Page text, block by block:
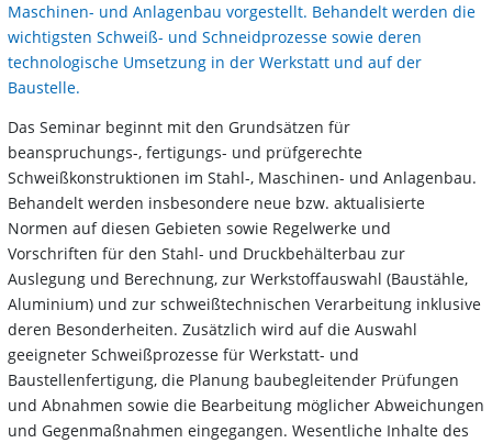
Maschinen- und Anlagenbau vorgestellt. Behandelt werden die
wichtigsten Schweiß- und Schneidprozesse sowie deren
technologische Umsetzung in der Werkstatt und auf der
Baustelle.
Das Seminar beginnt mit den Grundsätzen für
beanspruchungs-, fertigungs- und prüfgerechte
Schweißkonstruktionen im Stahl-, Maschinen- und Anlagenbau.
Behandelt werden insbesondere neue bzw. aktualisierte
Normen auf diesen Gebieten sowie Regelwerke und
Vorschriften für den Stahl- und Druckbehälterbau zur
Auslegung und Berechnung, zur Werkstoffauswahl (Baustähle,
Aluminium) und zur schweißtechnischen Verarbeitung inklusive
deren Besonderheiten. Zusätzlich wird auf die Auswahl
geeigneter Schweißprozesse für Werkstatt- und
Baustellenfertigung, die Planung baubegleitender Prüfungen
und Abnahmen sowie die Bearbeitung möglicher Abweichungen
und Gegenmaßnahmen eingegangen. Wesentliche Inhalte des